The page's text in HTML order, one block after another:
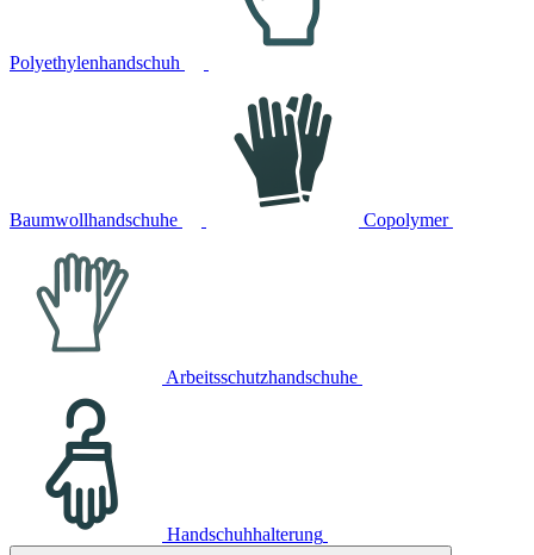
Polyethylenhandschuh
Baumwollhandschuhe Copolymer
Arbeitsschutzhandschuhe
Handschuhhalterung